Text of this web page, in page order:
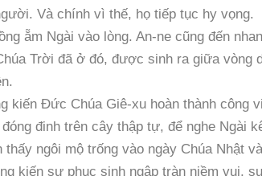
Và chính vì thế, họ tiếp tục hy vọng.
ẵm Ngài vào lòng. An-ne cũng đến
Trời đã ở đó, được sinh ra giữa vòng
kiến Đức Chúa Giê-xu hoàn thành công
đinh trên cây thập tự, để nghe Ngài
ngôi mộ trống vào ngày Chúa Nhật
kiến sự phục sinh ngập tràn niềm vui,